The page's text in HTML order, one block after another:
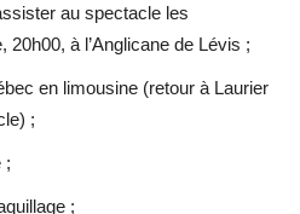
au spectacle les
20h00, à l’Anglicane de Lévis ;
en limousine (retour à Laurier
;
;
;